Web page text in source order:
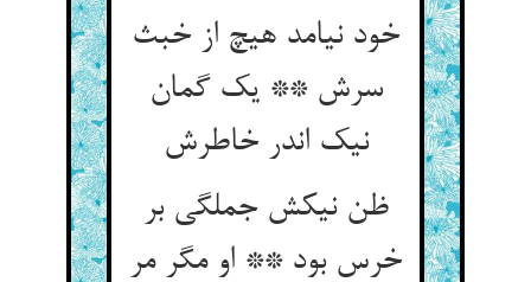
خود نیامد هیچ از خبث
سرش ** یک گمان
نیک اندر خاطرش‏
ظن نیکش جملگی بر
خرس بود ** او مگر مر